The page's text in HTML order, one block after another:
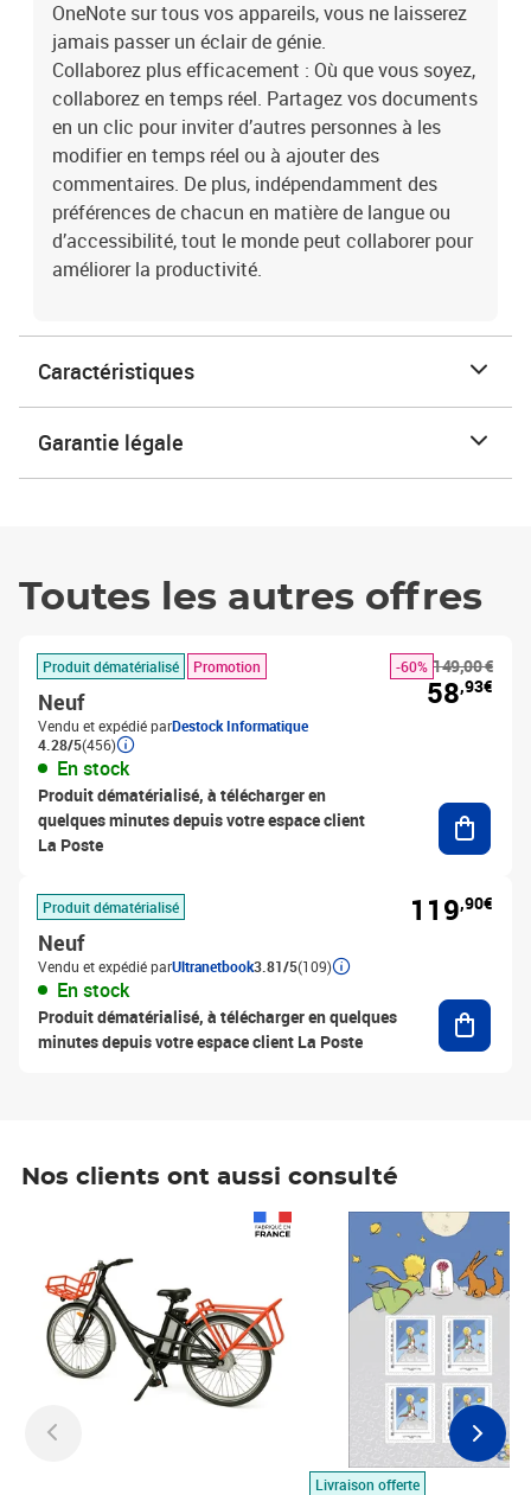
OneNote sur tous vos appareils, vous ne laisserez
jamais passer un éclair de génie.
Collaborez plus efficacement : Où que vous soyez,
collaborez en temps réel. Partagez vos documents
en un clic pour inviter d’autres personnes à les
modifier en temps réel ou à ajouter des
commentaires. De plus, indépendamment des
préférences de chacun en matière de langue ou
d’accessibilité, tout le monde peut collaborer pour
améliorer la productivité.
Caractéristiques
Garantie légale
Toutes les autres offres
Produit dématérialisé Promotion
Neuf
Vendu et expédié parDestock Informatique
4.28/5(456)
En stock
Produit dématérialisé, à télécharger en
quelques minutes depuis votre espace client
La Poste
149,00 €
-60%
58,93€
Produit dématérialisé
Neuf
Vendu et expédié parUltranetbook3.81/5(109)
En stock
Produit dématérialisé, à télécharger en quelques
minutes depuis votre espace client La Poste
119,90€
Nos clients ont aussi consulté
Livraison offerte
Prix 7,50€